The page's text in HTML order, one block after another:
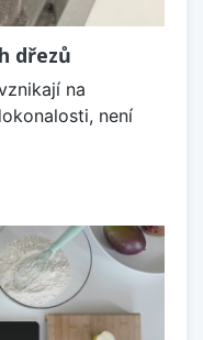
dřezů
na
není